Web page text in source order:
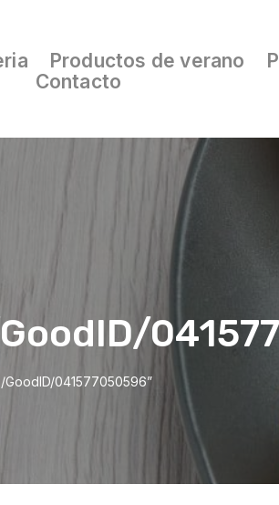
Productos de verano
Contacto
041577050596”